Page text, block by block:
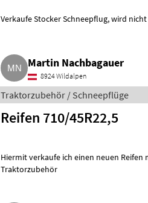
Martin Nachbagauer
8924 Wildalpen
Traktorzubehör / Schneepflüge
Reifen 710/45R22,5
Hiermit verkaufe ich einen neuen
Traktorzubehör